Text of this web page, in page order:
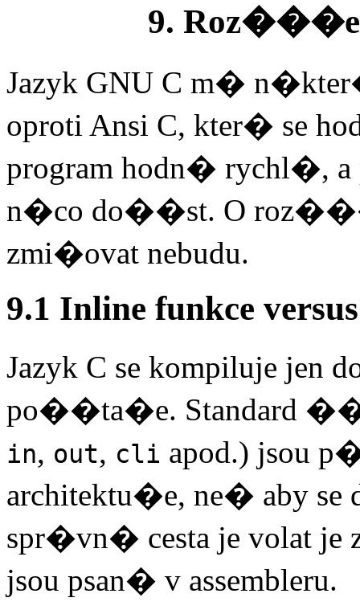
9.
Jazyk GNU C m�
oproti Ansi C, kter� se
program hodn� rychl�,
n�co do��st. O
zmi�ovat nebudu.
9.1 Inline funkce
Jazyk C se kompiluje
po��ta�e. Standard
in, out, cli apod.) jsou
architektu�e, ne� aby
spr�vn� cesta je volat
jsou psan� v assembleru.